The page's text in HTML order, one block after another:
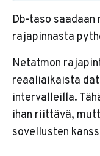
Db-taso
rajapinnasta
Netatmon
reaaliaikaista
intervalleilla.
ihan riittävä,
sovellusten